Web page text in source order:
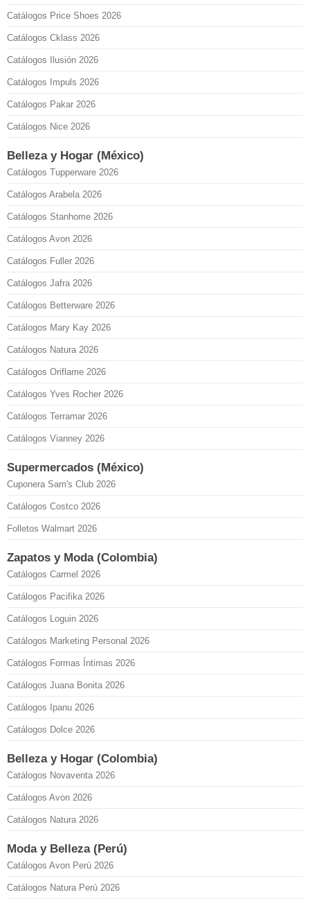
Catálogos Price Shoes 2026
Catálogos Cklass 2026
Catálogos Ilusión 2026
Catálogos Impuls 2026
Catálogos Pakar 2026
Catálogos Nice 2026
Belleza y Hogar (México)
Catálogos Tupperware 2026
Catálogos Arabela 2026
Catálogos Stanhome 2026
Catálogos Avon 2026
Catálogos Fuller 2026
Catálogos Jafra 2026
Catálogos Betterware 2026
Catálogos Mary Kay 2026
Catálogos Natura 2026
Catálogos Oriflame 2026
Catálogos Yves Rocher 2026
Catálogos Terramar 2026
Catálogos Vianney 2026
Supermercados (México)
Cuponera Sam's Club 2026
Catálogos Costco 2026
Folletos Walmart 2026
Zapatos y Moda (Colombia)
Catálogos Carmel 2026
Catálogos Pacifika 2026
Catálogos Loguin 2026
Catálogos Marketing Personal 2026
Catálogos Formas Íntimas 2026
Catálogos Juana Bonita 2026
Catálogos Ipanu 2026
Catálogos Dolce 2026
Belleza y Hogar (Colombia)
Catálogos Novaventa 2026
Catálogos Avon 2026
Catálogos Natura 2026
Moda y Belleza (Perú)
Catálogos Avon Perú 2026
Catálogos Natura Perú 2026